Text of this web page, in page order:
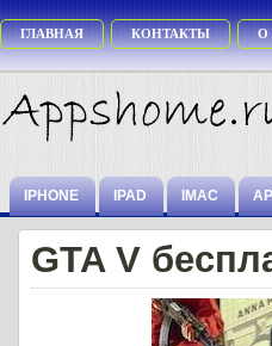
ГЛАВНАЯ КОНТАКТЫ О
IPHONE IPAD IMAC
GTA V